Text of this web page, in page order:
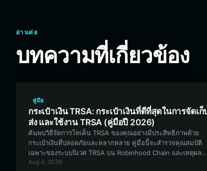
อ่านต่อ
บทความที่เกี่ยวข้อง
คู่มือ
กระเป๋าเงิน TRSA: กระเป๋าเงินที่ดีที่สุดในการจัดเก็
ส่ง และใช้งาน TRSA (คู่มือปี 2026)
ค้นพบวิธีจัดการโทเค็น TRSA ของคุณอย่างมีประสิทธิภาพด้วย
กระเป๋าเงินที่ปลอดภัยและหลากหลาย คู่มือนี้จะสำรวจคุณสมบัติ
เฉพาะของระบบนิเวศ TRSA บน Robinhood Chain และเหตุผลที่
Bitget Wallet เป็นตัวเลือกที่ดีที่สุดสำหรับนักเทรดและนักพัฒนาที่
Aug 4, 2026